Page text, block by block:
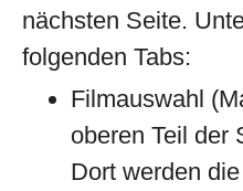
nächsten Seite.
folgenden Tabs:
Filmauswahl
oberen Teil der
Dort werden